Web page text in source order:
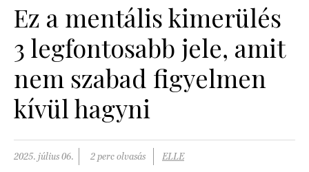
SZÉPSÉG
KULTÚRA
PSZICHÉ
PÁRKAPCSOLAT
Ez a mentális kimerülés
3 legfontosabb jele, amit
nem szabad figyelmen
kívül hagyni
2025. július 06. 2 perc olvasás ELLE